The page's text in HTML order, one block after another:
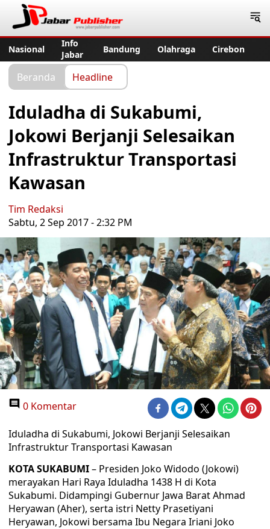
Nasional
Info
Jabar
Bandung Olahraga Cirebon
Beranda Headline
Iduladha di Sukabumi,
Jokowi Berjanji Selesaikan
Infrastruktur Transportasi
Kawasan
Tim Redaksi
Sabtu, 2 Sep 2017 - 2:32 PM
0 Komentar
Iduladha di Sukabumi, Jokowi Berjanji Selesaikan
Infrastruktur Transportasi Kawasan
KOTA SUKABUMI– Presiden Joko Widodo (Jokowi)
merayakan Hari Raya Iduladha 1438 H di Kota
Sukabumi. Didampingi Gubernur Jawa Barat Ahmad
Heryawan (Aher), serta istri Netty Prasetiyani
Heryawan, Jokowi bersama Ibu Negara Iriani Joko